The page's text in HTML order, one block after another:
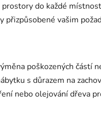
do každé
přizpůsobené vašim
poškozených částí
s důrazem na
nebo olejování dřeva